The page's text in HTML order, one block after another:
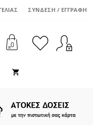
ΣΎΝΔΕΣΗ / ΕΓΓΡΑΦΉ
0
€14,80.